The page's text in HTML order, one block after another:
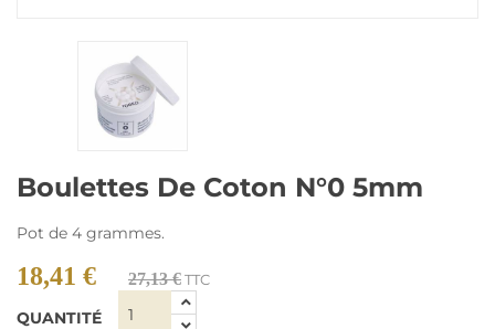
Boulettes De Coton N°0 5mm
Pot de 4 grammes.
18,41 € 27,13 €TTC
QUANTITÉ